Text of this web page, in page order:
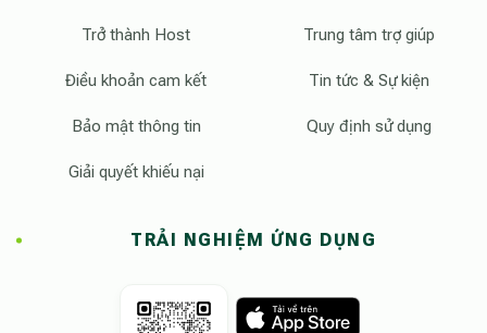
Trở thành Host
Điều khoản cam kết
Bảo mật thông tin
Giải quyết khiếu nại
Trung tâm trợ giúp
Tin tức & Sự kiện
Quy định sử dụng
TRẢI NGHIỆM ỨNG DỤNG